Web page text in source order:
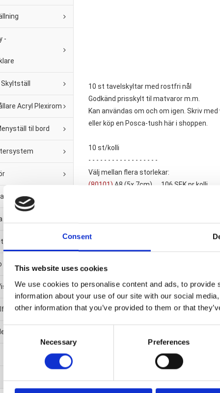
Consent
This website uses cookies
We use cookies to personalise content and ads, to
information about your use of our site with our social
other information that you’ve provided to them or that
Consent
Necessary Preferences
10 st tavelskyltar med rostfri nål
Godkänd prisskylt til matvaror m.m.
Kan användas om och om igen. Skriv
eller köp en Posca-tush här i shoppen.
10 st/kolli
- - - - - - - - - - - - - - - - - -
Välj mellan flera storlekar:
(80101) A8 (5x 7cm)......106 SEK pr kolli.
(80104)A6 (10x15cm)...169 SEK pr kolli.
- - - - - - - - - - - - - - - - - -
Liknande varor
Tillbehör - Tuschpenna (PWE-5M) till A-
skylt etc.
-
Acryl Plexirom
til bord
för vägg
Tush
Metal
Line Klar plast
management
banner